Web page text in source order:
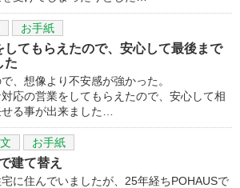
お手紙
してもらえたので、安心して最後まで
た
、想像より不安感が強かった。
応の営業をしてもらえたので、安心して相
る事が出来ました…
お手紙
建て替え
に住んでいましたが、25年経ちPOHAUSで